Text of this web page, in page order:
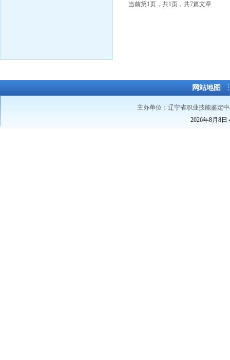
当前第1页，共1页，共
网站地图
主办单位：辽宁省职业技能鉴定
2026年8月8日